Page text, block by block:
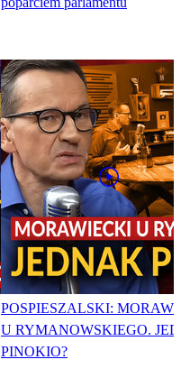
POSPIESZALSKI:
U RYMANOWSKIEGO.
PINOKIO?